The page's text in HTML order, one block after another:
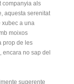
companyia als
aquesta serenitat
xubec a una
moixos
prop de les
no sap del
sugerente